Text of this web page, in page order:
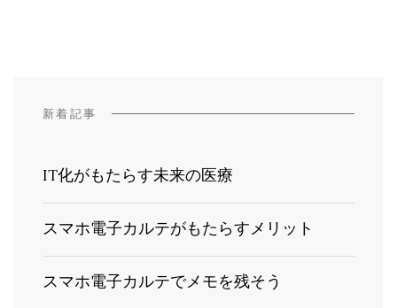
新着記事
IT化がもたらす未来の医療
スマホ電子カルテがもたらすメリット
スマホ電子カルテでメモを残そう